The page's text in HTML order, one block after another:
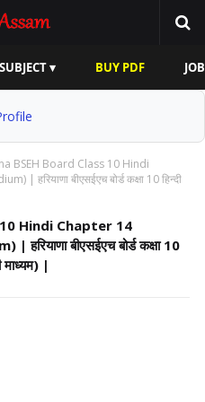
SUBJECT ▾ BUY PDF
BSEH Board Class 10 Hindi
हरियाणा बीएसईएच बोर्ड कक्षा 10 हिन्दी
Hindi Chapter 14
बीएसईएच बोर्ड कक्षा 10
माध्यम) |